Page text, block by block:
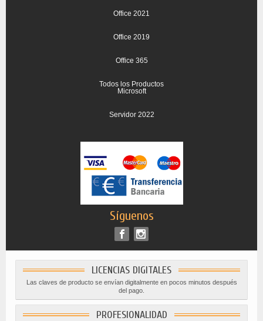
Office 2021
Office 2019
Office 365
Todos los Productos
Microsoft
Servidor 2022
Síguenos
LICENCIAS DIGITALES
Las claves de producto se envían digitalmente en pocos minutos después
del pago.
PROFESIONALIDAD